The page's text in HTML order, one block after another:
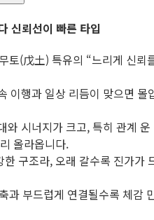
신뢰선이 빠른 타입
토(戊土) 특유의 “느리게 신뢰
이행과 일상 리듬이 맞으면 몰
와 시너지가 크고, 특히 관계 운
올라옵니다.
구조라, 오래 갈수록 진가가
과 부드럽게 연결될수록 체감